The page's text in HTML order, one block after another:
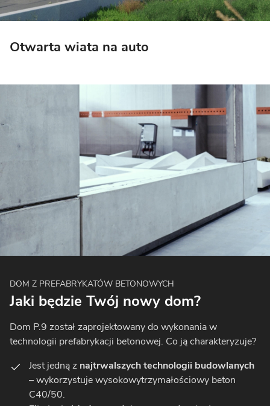
Otwarta wiata na auto
DOM Z PREFABRYKATÓW BETONOWYCH
Jaki będzie Twój nowy dom?
Dom P.9 został zaprojektowany do wykonania w
technologii prefabrykacji betonowej. Co ją charakteryzuje?
Jest jedną z najtrwalszych technologii budowlanych
– wykorzystuje wysokowytrzymałościowy beton
C40/50.